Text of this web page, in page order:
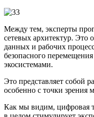
Между тем, эксперты
сетевых архитектур. Это
данных и рабочих
безопасного
экосистемами.
Это представляет собой
особенно с точки зрения
Как мы видим, цифровая